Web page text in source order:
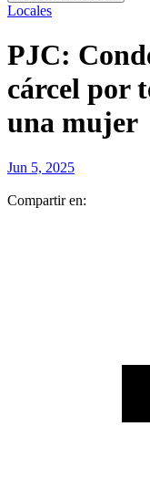
Locales
PJC:
cárcel por
una mujer
Jun 5, 2025
Compartir en: